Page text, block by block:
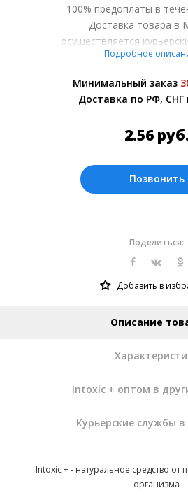
100% предоплаты в
Доставка товара в
осуществляется
или самовывозом со
менеджером.
Оплата производится в
10.08.2026. Текущий
Подробное
Минимальный заказ
Доставка по РФ, СНГ
2.56 руб.
Позвонить
Поделиться:
Добавить в
Описание
Intoxic + оптом в
Курьерские службы
Intoxic + - натуральное средство от
организма